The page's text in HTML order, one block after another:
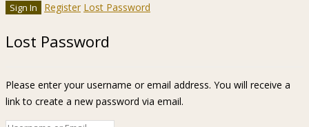
Register Lost Password
Lost Password
Please enter your username or email address. You will receive a
link to create a new password via email.